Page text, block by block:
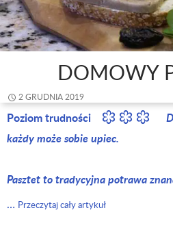
DOMOWY
2 GRUDNIA 2019
Poziom trudności
każdy może sobie upiec.
Pasztet to tradycyjna potrawa
… Przeczytaj cały artykuł